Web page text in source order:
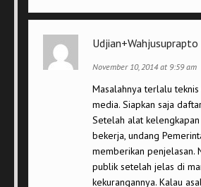
Udjian+Wahjusuprapto
November 10, 2014 at 9:59 am
Masalahnya terlalu
media. Siapkan saja
Setelah alat kelengkapan
bekerja, undang
memberikan penjelasan.
publik setelah jelas di
kekurangannya. Kalau